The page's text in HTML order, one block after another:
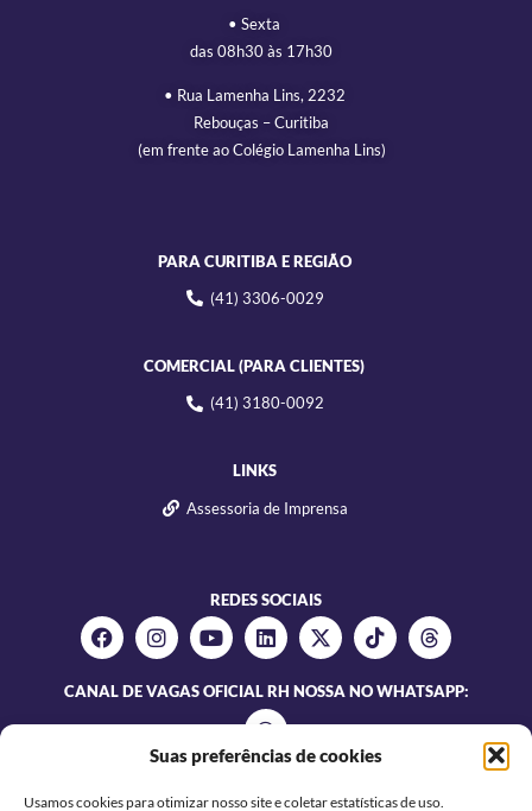
Suas preferências de cookies
Usamos cookies para otimizar nosso site e coletar estatísticas de uso.
• Sexta
das 08h30 às 17h30
• Rua Lamenha Lins, 2232
Rebouças – Curitiba
(em frente ao Colégio Lamenha Lins)
PARA CURITIBA E REGIÃO
(41) 3306-0029
COMERCIAL (PARA CLIENTES)
(41) 3180-0092
LINKS
Assessoria de Imprensa
REDES SOCIAIS
CANAL DE VAGAS OFICIAL RH NOSSA NO WHATSAPP: